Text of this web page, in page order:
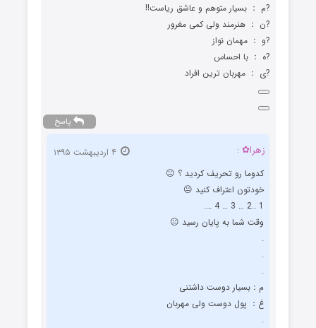
?ﻡ ： ﺑﺴﯿﺎﺭ متوهم و عاشق ریاست!!
?ﻥ ： ﻫﻨﺮﻣﻨﺪ ﻭﻟﯽ ﮐﻤﯽ ﻣﻐﺮﻭﺭ
?ﻭ ： ﻣﻬﻤﺎﻥ ﻧﻮﺍﺯ
?ﻩ ： ﺑﺎ ﺍﺣﺴﺎﺱ
?ﯼ ： ﻣﻬﺮﺑﺎﻥ ﺗﺮﻳﻦ ﺍﻓﺮﺍد
پاسخ
زهرا✿ :
۴ اردیبهشت ۱۳۹۵
کدوما رو تحریف کردید ؟ 😐
خودتون اعتراف کنید 😐
1 ..2 … 3 … 4 ….
وقت شما به پایان رسید 😐
.
.
.
ﻡ：ﺑﺴﯿﺎﺭ ﺩﻭﺳﺖ ﺩﺍﺷﺘﻨﯽ
ﻍ： ﭘﻮﻝ ﺩﻭﺳﺖ ﻭﻟﯽ ﻣﻬﺮﺑﺎﻥ
.